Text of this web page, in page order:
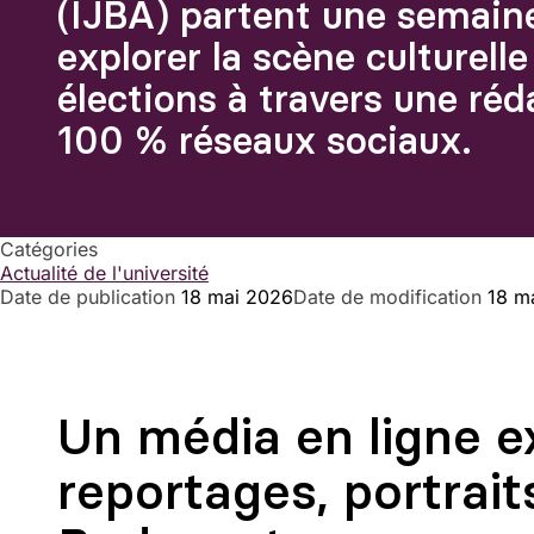
(IJBA) partent une
explorer la scène
élections à travers une
100 % réseaux sociaux.
Catégories
Actualité de l'université
Date de publication 18 mai 2026Date de modification 18
Un média en ligne
reportages,